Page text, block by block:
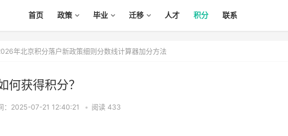
首页 政策 毕业 迁移 人才 积分 联系
年北京积分落户新政策细则分数线计算器加分方法
何获得积分？
：2025-07-21 12:40:21 • 阅读 433